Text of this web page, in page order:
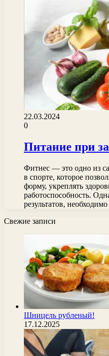
22.03.2024
0
Питание при
Фитнес — это одно из
в спорте, которое
форму, укреплять
работоспособность.
результатов,
Свежие записи
Шницель рубленый!
17.12.2025